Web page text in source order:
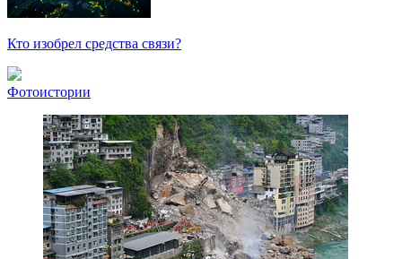
Кто изобрел средства связи?
Фотоистории